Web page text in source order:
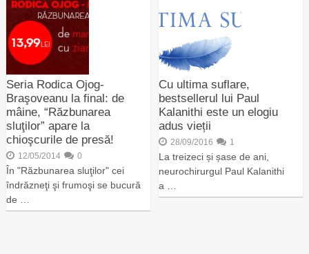
Seria Rodica Ojog-
Braşoveanu la final: de
mâine, “Răzbunarea
sluţilor” apare la
chioşcurile de presă!
12/05/2014 0
În "Răzbunarea sluţilor" cei
îndrăzneţi şi frumoşi se bucură
de …
Cu ultima suflare,
bestsellerul lui Paul
Kalanithi este un elogiu
adus vieții
28/09/2016 1
La treizeci și șase de ani,
neurochirurgul Paul Kalanithi
a …